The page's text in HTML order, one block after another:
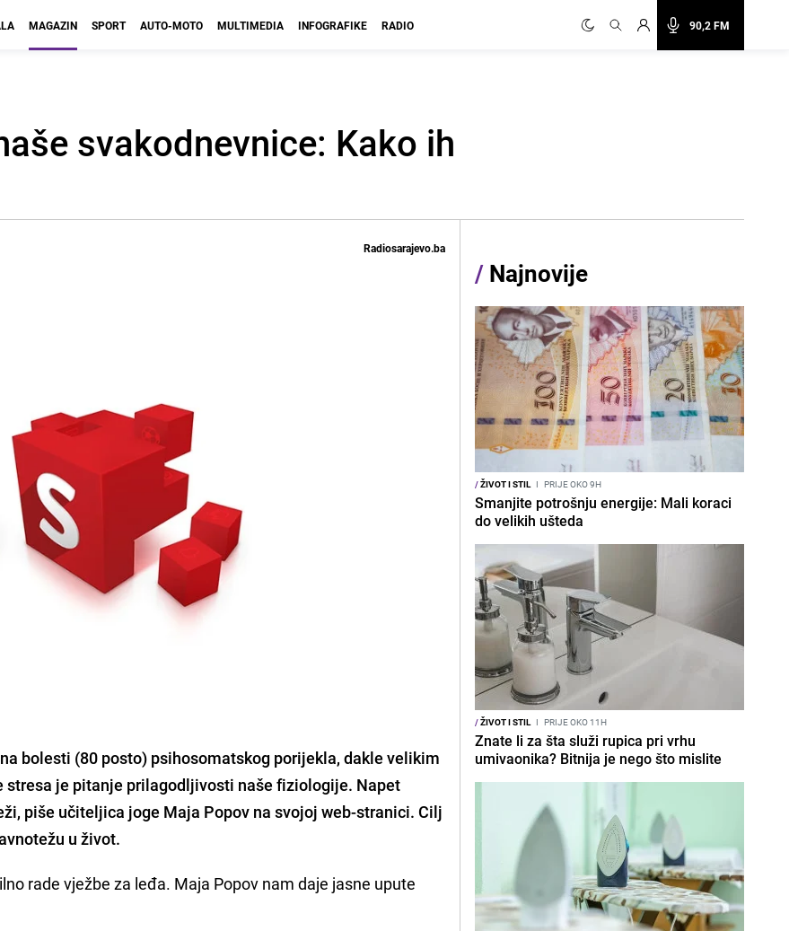
90,2 FM
MAGAZIN SPORT AUTO-MOTO MULTIMEDIA INFOGRAFIKE RADIO
svakodnevnice: Kako ih
Radiosarajevo.ba
bolesti (80 posto) psihosomatskog porijekla, daklevelikim
stresa je pitanje prilagodljivosti naše fiziologije. Napet
piše učiteljica joge Maja Popov na svojoj web-stranici. Cilj
u život.
rade vježbe za leđa. Maja Popov nam daje jasne upute
/ Najnovije
/ŽIVOT I STIL I PRIJE OKO 9H
Smanjite potrošnju energije: Mali koraci
do velikih ušteda
/ŽIVOT I STIL I PRIJE OKO 11H
Znate li za šta služi rupica pri vrhu
umivaonika? Bitnija je nego što mislite